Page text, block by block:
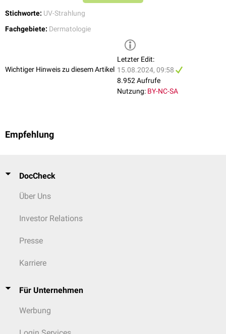
geringere Nebenwirkungen bei der Behandlung entzündlicher
Hauterkrankungen
Stichworte: UV-Strahlung
Fachgebiete: Dermatologie
Wichtiger Hinweis zu diesem Artikel
Letzter Edit:
15.08.2024, 09:58
8.952 Aufrufe
Nutzung: BY-NC-SA
Empfehlung
DocCheck
Über Uns
Investor Relations
Presse
Karriere
Für Unternehmen
Werbung